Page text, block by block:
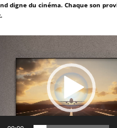
digne du cinéma. Chaque son